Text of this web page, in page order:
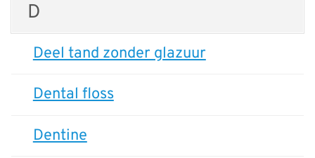
D
Deel tand zonder glazuur
Dental floss
Dentine